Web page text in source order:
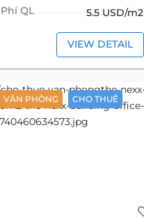
Phí QL 5.5 USD/m2
VIEW DETAIL
VĂN PHÒNG CHO THUÊ